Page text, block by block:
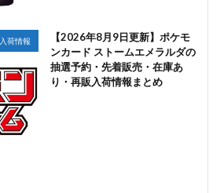
入荷情報
【2026年8月9日更新】ポケモ
ンカード ストームエメラルダの
抽選予約・先着販売・在庫あ
り・再販入荷情報まとめ